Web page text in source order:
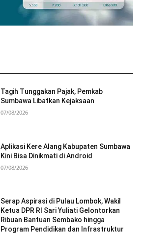
Tagih Tunggakan Pajak, Pemkab
Sumbawa Libatkan Kejaksaan
07/08/2026
Aplikasi Kere Alang Kabupaten Sumbawa
Kini Bisa Dinikmati di Android
07/08/2026
Serap Aspirasi di Pulau Lombok, Wakil
Ketua DPR RI Sari Yuliati Gelontorkan
Ribuan Bantuan Sembako hingga
Program Pendidikan dan Infrastruktur